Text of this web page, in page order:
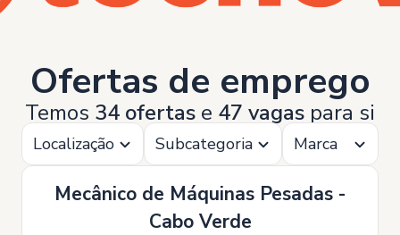
Ofertas de emprego
Temos 34 ofertas e 47 vagas para si
Localização Subcategoria Marca
Mecânico de Máquinas Pesadas -
Cabo Verde